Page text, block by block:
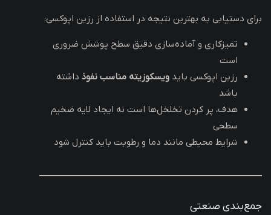
برای دستیابی به بهترین نتیجه در استفاده از رزین اپوکسی:
تمیزکاری و آماده‌سازی دقیق سطح پوشش ضروری
است
رزین اپوکسی باید ویسکوزیته مناسب نفوذ داشته
باشد
هدف، پر کردن تخلخل‌ها است نه ایجاد لایه ضخیم
سطحی
شرایط محیطی مانند دما و رطوبت باید کنترل شود
جمع‌بندی صنعتی